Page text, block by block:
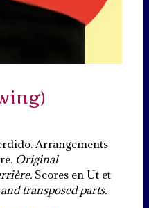
Arrangements
Original
Scores en Ut et
transposed parts.